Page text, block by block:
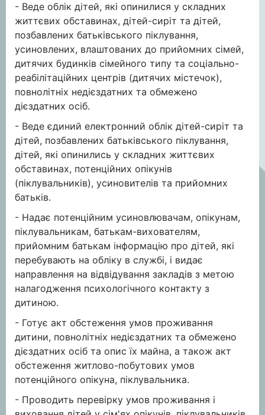
- Веде облік дітей, які опинилися у складних
життєвих обставинах, дітей-сиріт та дітей,
позбавлених батьківського піклування,
усиновлених, влаштованих до прийомних сімей,
дитячих будинків сімейного типу та соціально-
реабілітаційних центрів (дитячих містечок),
повнолітніх недієздатних та обмежено
дієздатних осіб.
- Веде єдиний електронний облік дітей-сиріт та
дітей, позбавлених батьківського піклування,
дітей, які опинились у складних життєвих
обставинах, потенційних опікунів
(піклувальників), усиновителів та прийомних
батьків.
- Надає потенційним усиновлювачам, опікунам,
піклувальникам, батькам-вихователям,
прийомним батькам інформацію про дітей, які
перебувають на обліку в службі, і видає
направлення на відвідування закладів з метою
налагодження психологічного контакту з
дитиною.
- Готує акт обстеження умов проживання
дитини, повнолітніх недієздатних та обмежено
дієздатних осіб та опис їх майна, а також акт
обстеження житлово-побутових умов
потенційного опікуна, піклувальника.
- Проводить перевірку умов проживання і